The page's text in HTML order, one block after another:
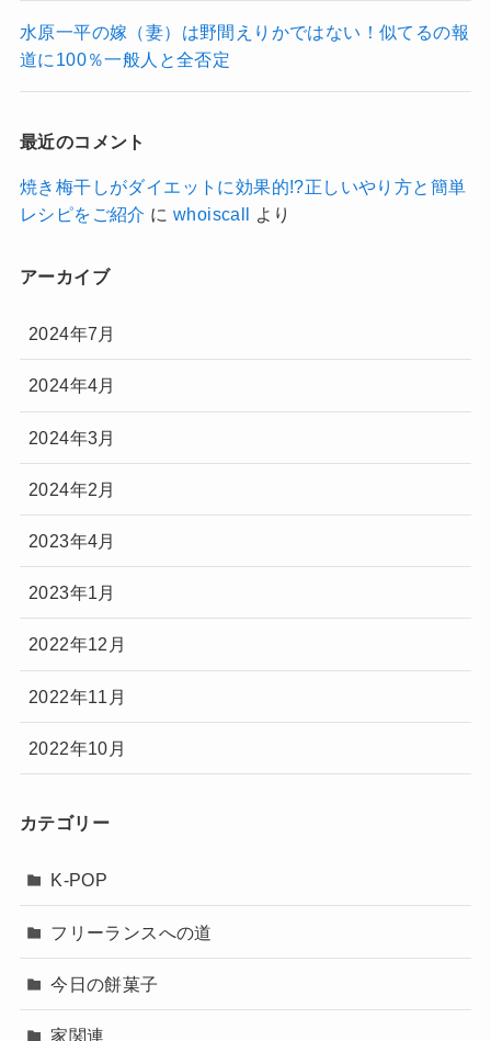
水原一平の嫁（妻）は野間えりかではない！似てるの報
道に100％一般人と全否定
最近のコメント
焼き梅干しがダイエットに効果的!?正しいやり方と簡単
レシピをご紹介 に whoiscall より
アーカイブ
2024年7月
2024年4月
2024年3月
2024年2月
2023年4月
2023年1月
2022年12月
2022年11月
2022年10月
カテゴリー
K-POP
フリーランスへの道
今日の餅菓子
家関連